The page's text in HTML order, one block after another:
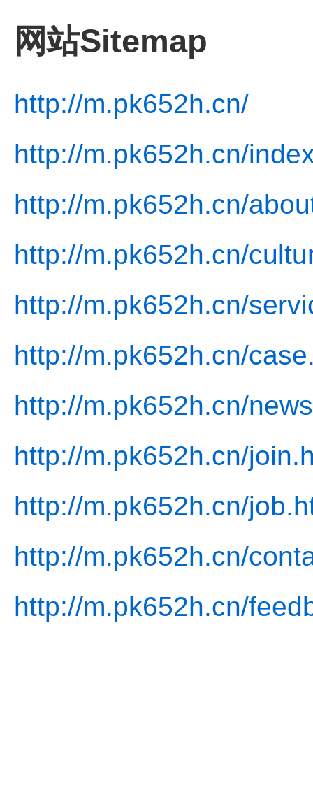
网站Sitemap
http://m.pk652h.cn/
http://m.pk652h.cn/
http://m.pk652h.cn/
http://m.pk652h.cn/
http://m.pk652h.cn/
http://m.pk652h.cn/
http://m.pk652h.cn/
http://m.pk652h.cn/
http://m.pk652h.cn/
http://m.pk652h.cn/
http://m.pk652h.cn/